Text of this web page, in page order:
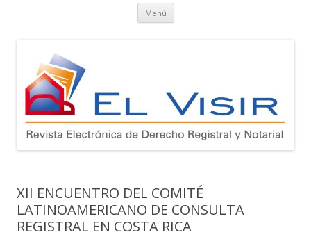
Menú Ir
contenido
XII ENCUENTRO DEL COMITÉ
LATINOAMERICANO DE CONSULTA
REGISTRAL EN COSTA RICA